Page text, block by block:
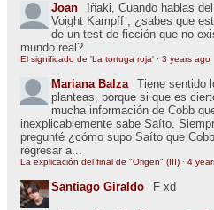
Joan
Iñaki, Cuando hablas
Voight Kampff , ¿sabes que
de un test de ficción que no
mundo real?
El significado de 'La tortuga roja' · 3 years ago
Mariana Balza
Tiene sentido
planteas, porque si que es
mucha información de Cobb
inexplicablemente sabe Saíto.
pregunté ¿cómo supo Saíto que
regresar a...
La explicación del final de "Origen" (III) · 4
Santiago Giraldo F xd